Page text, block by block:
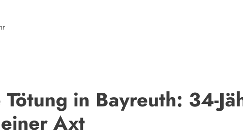
Tötung in Bayreuth: 34-
Axt